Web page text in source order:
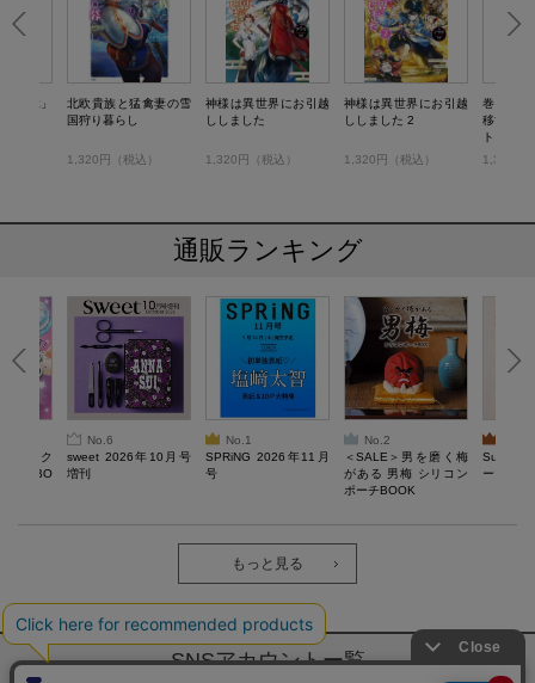
のぶ」
北欧貴族と猛禽妻の雪
国狩り暮らし
1,320円（税込）
神様は異世界にお引越
ししました
1,320円（税込）
神様は異世界にお引越
ししました 2
1,320円（税込）
巻き込ま
移する奴
ト
1,320円
通販ランキング
るスク
ぷにBO
No.6
sweet 2026年10月号
増刊
No.1
SPRiNG 2026年11月
号
No.2
＜SALE＞男を磨く梅
がある 男梅 シリコン
ポーチBOOK
ーツチャ
もっと見る
SNSアカウントー覧